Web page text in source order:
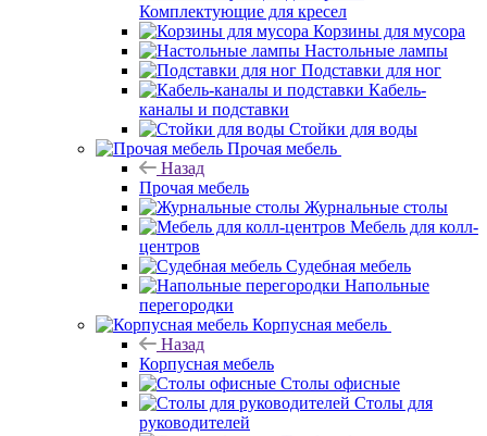
Комплектующие для кресел
Корзины для мусора
Настольные лампы
Подставки для ног
Кабель-
каналы и подставки
Стойки для воды
Прочая мебель
Назад
Прочая мебель
Журнальные столы
Мебель для колл-
центров
Судебная мебель
Напольные
перегородки
Корпусная мебель
Назад
Корпусная мебель
Столы офисные
Столы для
руководителей